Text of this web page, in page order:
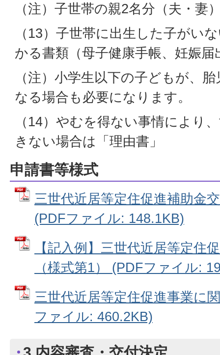
（注）子世帯の親2名分（夫・妻
（13）子世帯に出生した子がい
かる書類（母子健康手帳、妊娠届
（注）小学生以下の子どもが、
なる場合も必要になります。
（14）やむを得ない事情により
きない場合は「理由書」
申請書等様式
三世代近居等定住促進補助金
(PDFファイル: 148.1KB)
【記入例】三世代近居等定住
（様式第1） (PDFファイル:
三世代近居等定住促進事業に
ファイル: 460.2KB)